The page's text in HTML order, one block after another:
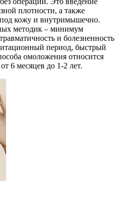
плотности, а также
под кожу и внутримышечно.
методик – минимум
и болезненность
период, быстрый
омоложения относится
6 месяцев до 1-2 лет.